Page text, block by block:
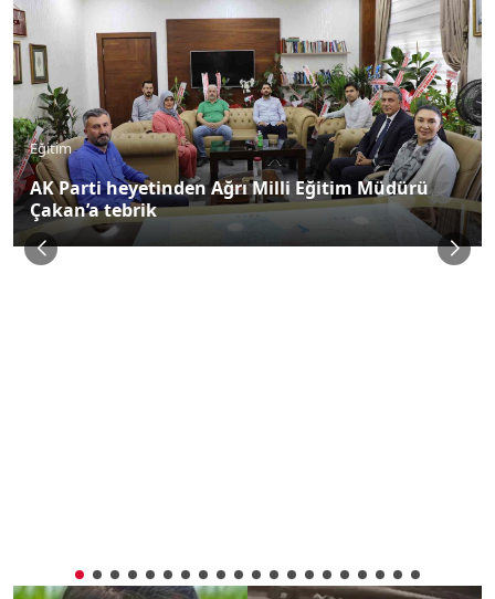
Eğitim
AK Parti heyetinden Ağrı Milli Eğitim Müdürü
Çakan’a tebrik